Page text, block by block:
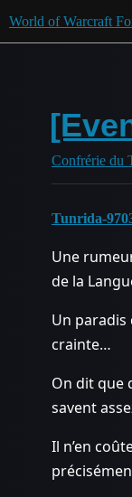
World of Warcraft
Confrérie du
Tunrida-
Une
de la
Un paradis
crainte…
On dit que
savent
Il n’en